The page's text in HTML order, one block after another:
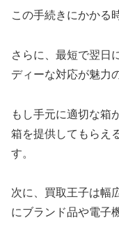
この手続きにかかる
さらに、最短で翌日
ディーな対応が魅力
もし手元に適切な箱
箱を提供してもらえ
す。
次に、買取王子は幅
にブランド品や電子